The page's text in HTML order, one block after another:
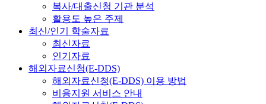
복사/대출신청 기관 분석
활용도 높은 주제
최신/인기 학술자료
최신자료
인기자료
해외자료신청(E-DDS)
해외자료신청(E-DDS) 이용 방법
비용지원 서비스 안내